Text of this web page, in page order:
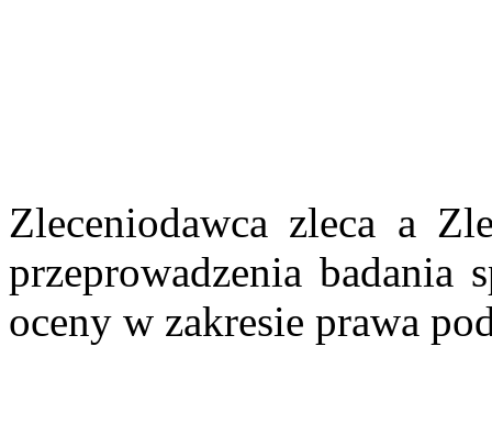
Zleceniodawca zleca a
przeprowadzenia badania
oceny w zakresie prawa